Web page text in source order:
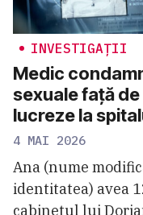
INVESTIGAȚII
Medic
sexuale față
lucreze la
4 MAI 2026
Ana (nume
identitatea) avea
cabinetul lui